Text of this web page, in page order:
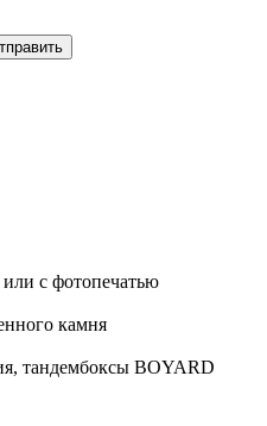
с фотопечатью
камня
тандембоксы BOYARD